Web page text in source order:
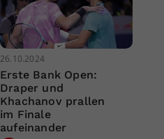
26.10.2024
Erste Bank Open:
Draper und
Khachanov prallen
im Finale
aufeinander